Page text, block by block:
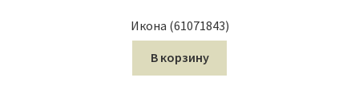
Икона (61071843)
В корзину